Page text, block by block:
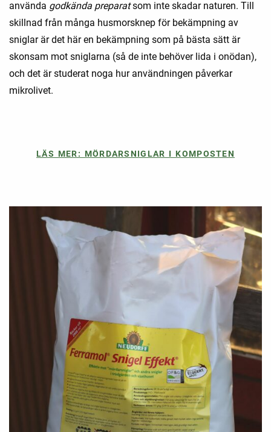
använda godkända preparatsom inte skadar naturen. Till
skillnad från många husmorsknep för bekämpning av
sniglar är det här en bekämpning som på bästa sätt är
skonsam mot sniglarna (så de inte behöver lida i onödan),
och det är studerat noga hur användningen påverkar
mikrolivet.
LÄS MER: MÖRDARSNIGLAR I KOMPOSTEN